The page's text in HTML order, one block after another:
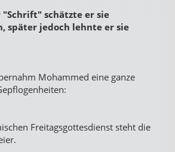
"Schrift" schätzte er sie
später jedoch lehnte er sie
Mohammed eine ganze
Freitagsgottesdienst steht die